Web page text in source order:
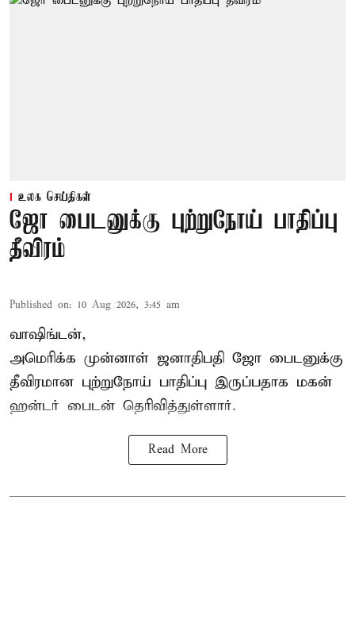
உலக செய்திகள்
ஜோ பைடனுக்கு புற்றுநோய் பாதிப்பு
தீவிரம்
Published on: 10 Aug 2026, 3:45 am
வாஷிங்டன்,
அமெரிக்க முன்னாள் ஜனாதிபதி ஜோ பைடனுக்கு
தீவிரமான புற்றுநோய் பாதிப்பு இருப்பதாக மகன்
ஹன்டர் பைடன் தெரிவித்துள்ளார்.
Read More